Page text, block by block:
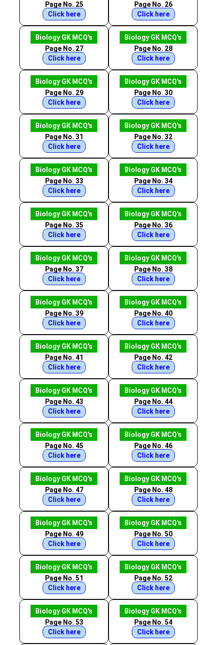
Page No. 25
Click here
Page No. 26
Click here
Biology GK MCQ's
Page No. 27
Click here
Biology GK MCQ's
Page No. 28
Click here
Biology GK MCQ's
Page No. 29
Click here
Biology GK MCQ's
Page No. 30
Click here
Biology GK MCQ's
Page No. 31
Click here
Biology GK MCQ's
Page No. 32
Click here
Biology GK MCQ's
Page No. 33
Click here
Biology GK MCQ's
Page No. 34
Click here
Biology GK MCQ's
Page No. 35
Click here
Biology GK MCQ's
Page No. 36
Click here
Biology GK MCQ's
Page No. 37
Click here
Biology GK MCQ's
Page No. 38
Click here
Biology GK MCQ's
Page No. 39
Click here
Biology GK MCQ's
Page No. 40
Click here
Biology GK MCQ's
Page No. 41
Click here
Biology GK MCQ's
Page No. 42
Click here
Biology GK MCQ's
Page No. 43
Click here
Biology GK MCQ's
Page No. 44
Click here
Biology GK MCQ's
Page No. 45
Click here
Biology GK MCQ's
Page No. 46
Click here
Biology GK MCQ's
Page No. 47
Click here
Biology GK MCQ's
Page No. 48
Click here
Biology GK MCQ's
Page No. 49
Click here
Biology GK MCQ's
Page No. 50
Click here
Biology GK MCQ's
Page No. 51
Click here
Biology GK MCQ's
Page No. 52
Click here
Biology GK MCQ's
Page No. 53
Click here
Biology GK MCQ's
Page No. 54
Click here